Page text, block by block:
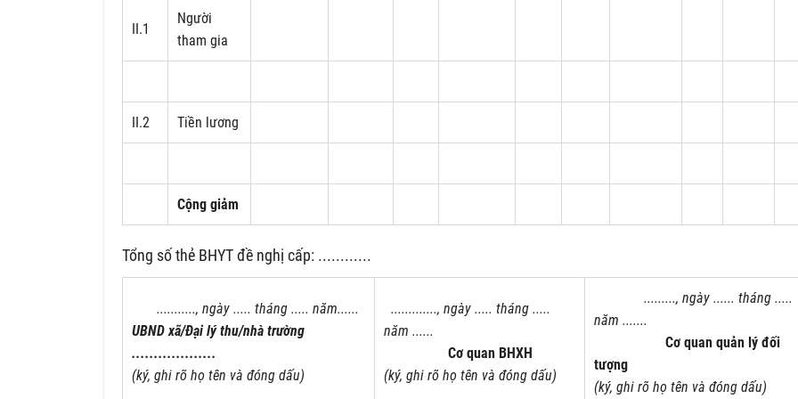
II.1
Người
tham gia
II.2 Tiền lương
Cộng giảm
Tổng số thẻ BHYT đề nghị cấp: ............
..........., ngày ..... tháng ..... năm......
UBND xã/Đại lý thu/nhà trường
...................
(ký, ghi rõ họ tên và đóng dấu)
............., ngày ..... tháng .....
năm ......
Cơ quan BHXH
(ký, ghi rõ họ tên và đóng dấu)
........., ngày ...... tháng .....
năm .......
Cơ quan quản lý đối
tượng
(ký, ghi rõ họ tên và đóng dấu)